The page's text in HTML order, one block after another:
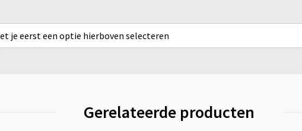
je eerst een optie hierboven selecteren
Gerelateerde producten